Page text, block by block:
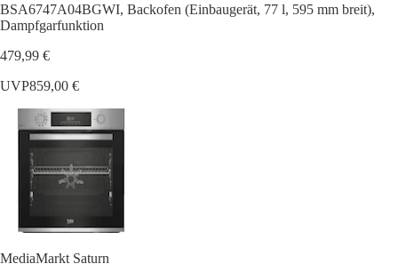
BSA6747A04BGWI, Backofen (Einbaugerät, 77 l, 595 mm breit),
Dampfgarfunktion
479,99 €
UVP859,00 €
MediaMarkt Saturn